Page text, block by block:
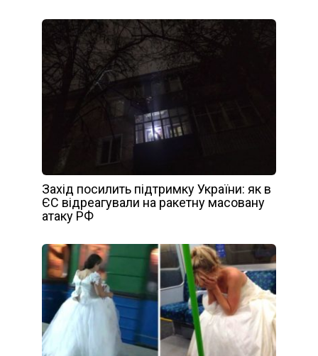
Захід посилить підтримку України: як в
ЄС відреагували на ракетну масовану
атаку РФ